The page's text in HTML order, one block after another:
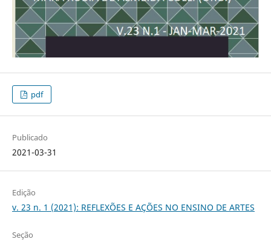
pdf
Publicado
2021-03-31
Edição
v. 23 n. 1 (2021): REFLEXÕES E AÇÕES NO ENSINO DE ARTES
Seção